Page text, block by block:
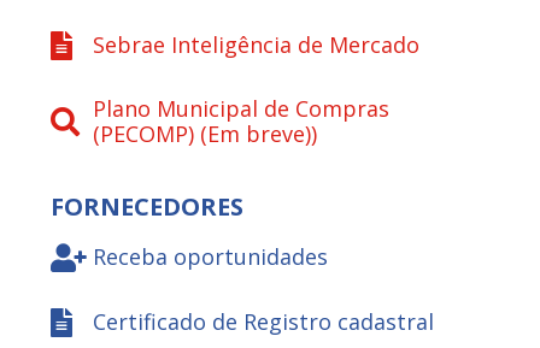
Sebrae Inteligência de Mercado
Plano Municipal de Compras
(PECOMP) (Em breve))
FORNECEDORES
Receba oportunidades
Certificado de Registro cadastral